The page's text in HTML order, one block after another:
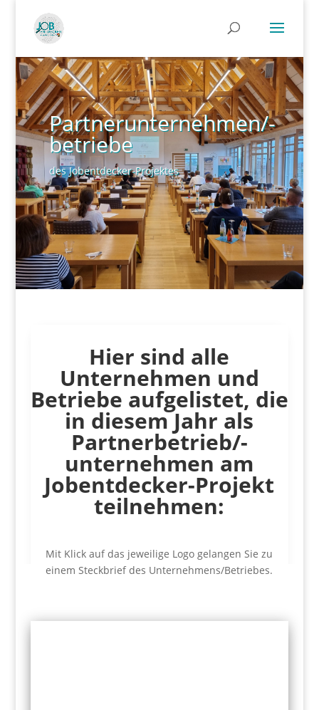
Partnerunternehmen/-
betriebe
des Jobentdecker-Projektes
Hier sind alle
Unternehmen und
Betriebe aufgelistet, die
in diesem Jahr als
Partnerbetrieb/-
unternehmen am
Jobentdecker-Projekt
teilnehmen:
Mit Klick auf das jeweilige Logo gelangen Sie zu
einem Steckbrief des Unternehmens/Betriebes.